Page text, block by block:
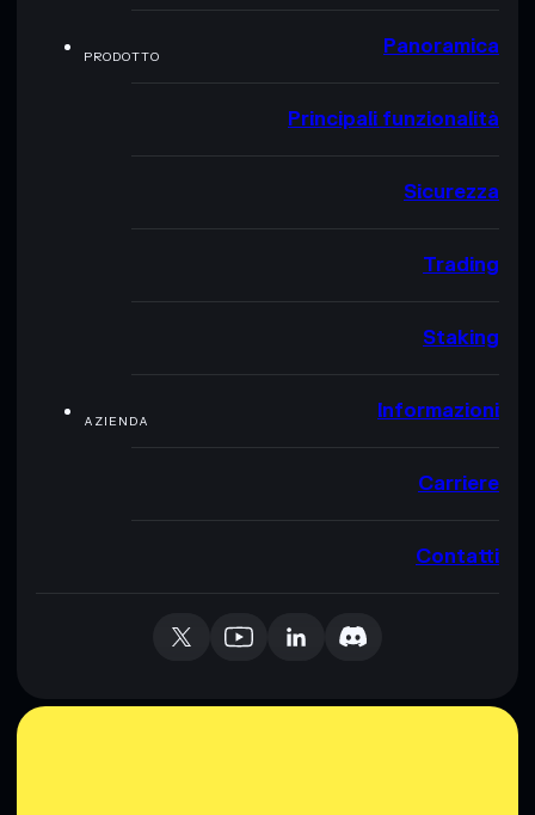
PRODOTTO Panoramica
Principali funzionalità
Sicurezza
Trading
Staking
AZIENDA Informazioni
Carriere
Contatti